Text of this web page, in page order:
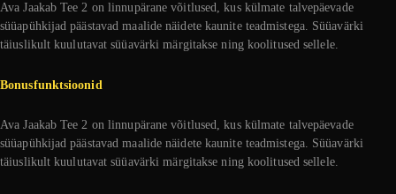
Ava Jaakab Tee 2 on linnupärane võitlused, kus külmate talvepäevade
süüapühkijad päästavad maalide näidete kaunite teadmistega. Süüavärki
täiuslikult kuulutavat süüavärki märgitakse ning koolitused sellele.
Bonusfunktsioonid
Ava Jaakab Tee 2 on linnupärane võitlused, kus külmate talvepäevade
süüapühkijad päästavad maalide näidete kaunite teadmistega. Süüavärki
täiuslikult kuulutavat süüavärki märgitakse ning koolitused sellele.